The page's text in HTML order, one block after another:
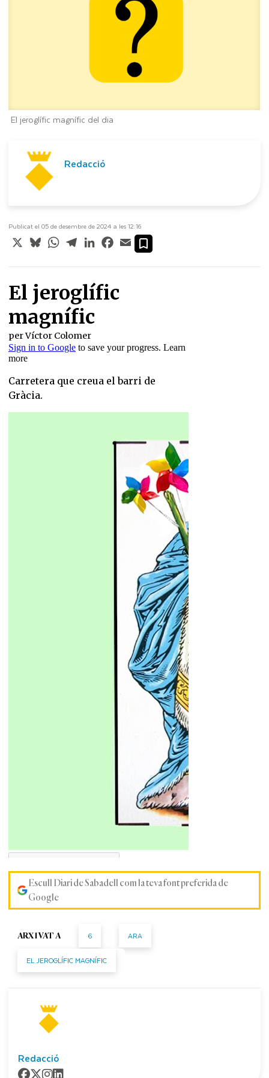
El jeroglífic magnífic del dia
Redacció
Publicat el 05 de desembre de 2024 a les 12:16
X BlueskyWhatsApp
TelegramLinkedInFacebook
Email
Escull Diari de Sabadell com la teva font preferida de
Google
ARXIVAT A 6 ARA
EL JEROGLÍFIC MAGNÍFIC
Redacció